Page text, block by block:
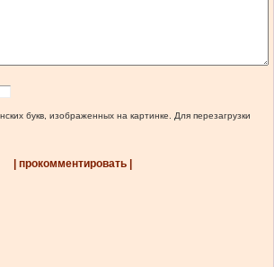
букв, изображенных на картинке. Для перезагрузки
| прокомментировать |